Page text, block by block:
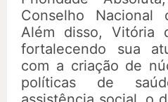
Conselho Nacional
Além disso, Vitória
fortalecendo sua
com a criação de
políticas de